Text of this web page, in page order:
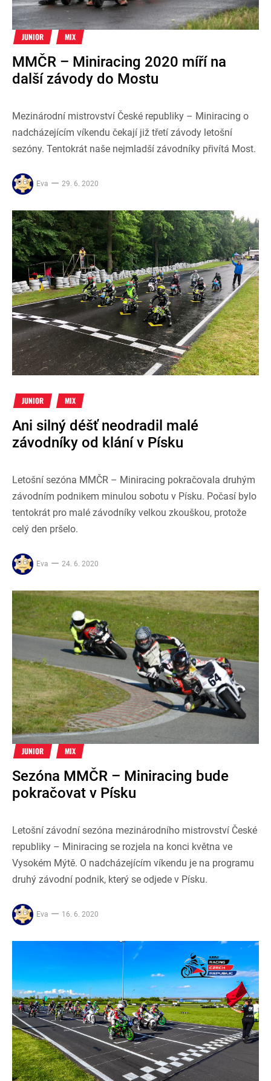
JUNIOR MIX
MMČR – Miniracing 2020 míří na
další závody do Mostu
Mezinárodní mistrovství České republiky – Miniracing o
nadcházejícím víkendu čekají již třetí závody letošní
sezóny. Tentokrát naše nejmladší závodníky přivítá Most.
Eva 29. 6. 2020
JUNIOR MIX
Ani silný déšť neodradil malé
závodníky od klání v Písku
Letošní sezóna MMČR – Miniracing pokračovala druhým
závodním podnikem minulou sobotu v Písku. Počasí bylo
tentokrát pro malé závodníky velkou zkouškou, protože
celý den pršelo.
Eva 24. 6. 2020
JUNIOR MIX
Sezóna MMČR – Miniracing bude
pokračovat v Písku
Letošní závodní sezóna mezinárodního mistrovství České
republiky – Miniracing se rozjela na konci května ve
Vysokém Mýtě. O nadcházejícím víkendu je na programu
druhý závodní podnik, který se odjede v Písku.
Eva 16. 6. 2020